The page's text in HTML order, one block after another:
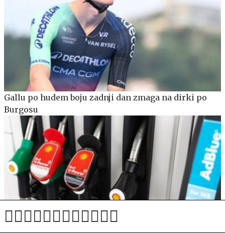
Gallu po hudem boju zadnji dan zmaga na dirki po
Burgosu